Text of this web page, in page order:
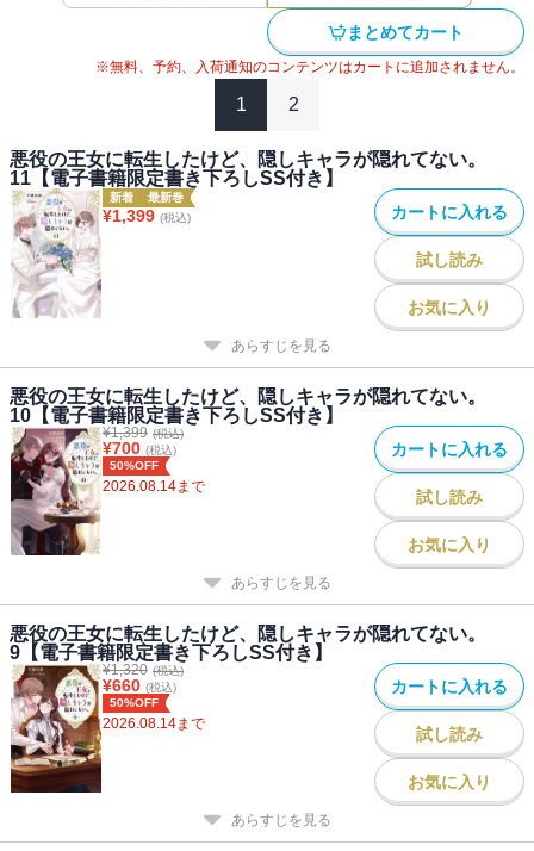
様たちも優しく守ってくれるし、護衛のルルとはずっと一緒にいら
れる。原作の強制力で、悪役の王女に逆戻りしないように頑張らな
いと！ え、ヒロインちゃんの家から不思議な手紙が届いたの？
「オーリ」と名乗る彼女によると、オリヴィエの身体には二つの魂
けを見ててよ」「ルル、もしかして嫉妬してるの？」独占欲にから
れた婚約者は、学院でも最凶の番犬です！ 無垢な王女と腹黒アサ
シンの年の差・偏愛ファンタジー第４弾！
書き下ろし番外編＋コミカライズ第３話試し読みを特別収録！
ついに乙女ゲーム原作時間軸に突入します。
リュシエンヌとルフェーヴルのお話を
今回もお楽しみいただけたら幸いです。
●イラスト：comet
多くの人の手を経て美しく作られた本を受け取るといつも嬉しいで
その作業をご一緒することができて、毎巻感謝しています。
まとめてカート
※無料、予約、入荷通知のコンテンツはカートに追加されません。
1 2
悪役の王女に転生したけど、隠しキャラが隠れてない。
11【電子書籍限定書き下ろしSS付き】
新着 最新巻
¥1,399 (税込) カートに入れる
試し読み
お気に入り
あらすじを見る
悪役の王女に転生したけど、隠しキャラが隠れてない。
10【電子書籍限定書き下ろしSS付き】
¥1,399 (税込)
¥700 (税込)
50%OFF
2026.08.14まで
カートに入れる
試し読み
お気に入り
あらすじを見る
悪役の王女に転生したけど、隠しキャラが隠れてない。
9【電子書籍限定書き下ろしSS付き】
¥1,320 (税込)
¥660 (税込)
50%OFF
2026.08.14まで
カートに入れる
試し読み
お気に入り
あらすじを見る